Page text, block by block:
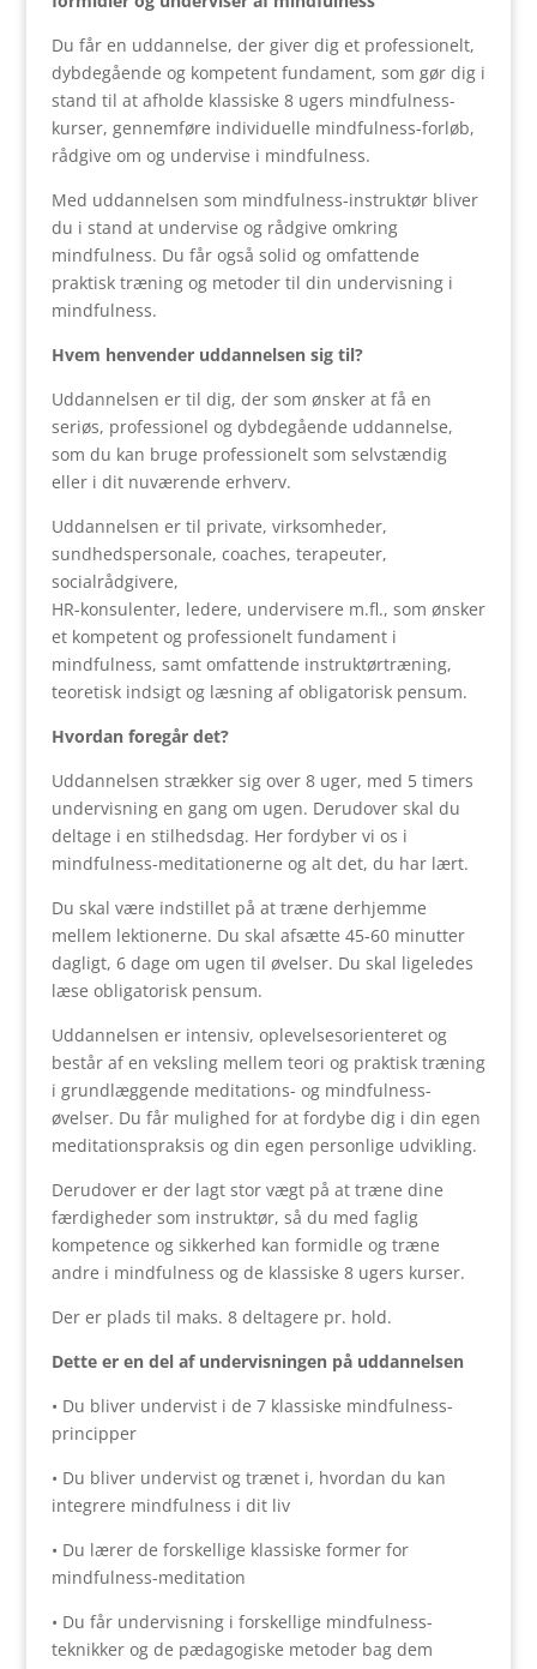
Du får en uddannelse, der giver dig et professionelt,
dybdegående og kompetent fundament, som gør dig i
stand til at afholde klassiske 8 ugers mindfulness-
kurser, gennemføre individuelle mindfulness-forløb,
rådgive om og undervise i mindfulness.
Med uddannelsen som mindfulness-instruktør bliver
du i stand at undervise og rådgive omkring
mindfulness. Du får også solid og omfattende
praktisk træning og metoder til din undervisning i
mindfulness.
Hvem henvender uddannelsen sig til?
Uddannelsen er til dig, der som ønsker at få en
seriøs, professionel og dybdegående uddannelse,
som du kan bruge professionelt som selvstændig
eller i dit nuværende erhverv.
Uddannelsen er til private, virksomheder,
sundhedspersonale, coaches, terapeuter,
socialrådgivere,
HR-konsulenter, ledere, undervisere m.fl., som ønsker
et kompetent og professionelt fundament i
mindfulness, samt omfattende instruktørtræning,
teoretisk indsigt og læsning af obligatorisk pensum.
Hvordan foregår det?
Uddannelsen strækker sig over 8 uger, med 5 timers
undervisning en gang om ugen. Derudover skal du
deltage i en stilhedsdag. Her fordyber vi os i
mindfulness-meditationerne og alt det, du har lært.
Du skal være indstillet på at træne derhjemme
mellem lektionerne. Du skal afsætte 45-60 minutter
dagligt, 6 dage om ugen til øvelser. Du skal ligeledes
læse obligatorisk pensum.
Uddannelsen er intensiv, oplevelsesorienteret og
består af en veksling mellem teori og praktisk træning
i grundlæggende meditations- og mindfulness-
øvelser. Du får mulighed for at fordybe dig i din egen
meditationspraksis og din egen personlige udvikling.
Derudover er der lagt stor vægt på at træne dine
færdigheder som instruktør, så du med faglig
kompetence og sikkerhed kan formidle og træne
andre i mindfulness og de klassiske 8 ugers kurser.
Der er plads til maks. 8 deltagere pr. hold.
Dette er en del af undervisningen på uddannelsen
• Du bliver undervist i de 7 klassiske mindfulness-
principper
• Du bliver undervist og trænet i, hvordan du kan
integrere mindfulness i dit liv
• Du lærer de forskellige klassiske former for
mindfulness-meditation
• Du får undervisning i forskellige mindfulness-
teknikker og de pædagogiske metoder bag dem